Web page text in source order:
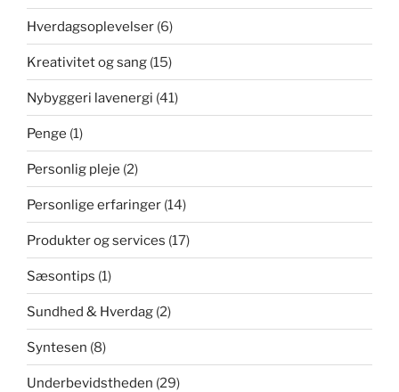
Hverdagsoplevelser (6)
Kreativitet og sang (15)
Nybyggeri lavenergi (41)
Penge (1)
Personlig pleje (2)
Personlige erfaringer (14)
Produkter og services (17)
Sæsontips (1)
Sundhed & Hverdag (2)
Syntesen (8)
Underbevidstheden (29)